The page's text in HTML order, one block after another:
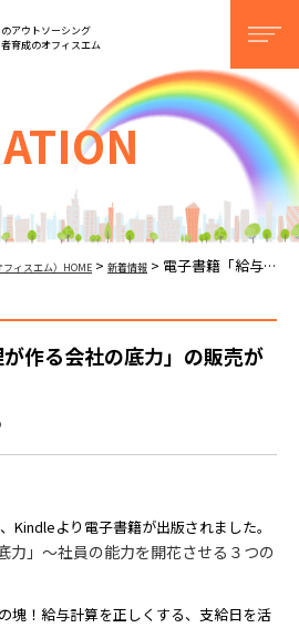
スM
アウトソーシング
育成のオフィスエム
ィスエム）HOME > 新着情報 > 電子書籍「給与処理が作る会社の底力」の販売が開始されました
作る会社の底力」の販売が
Kindleより電子書籍が出版されました。
力」～社員の能力を開花させる３つの
塊！給与計算を正しくする、 支給日を活